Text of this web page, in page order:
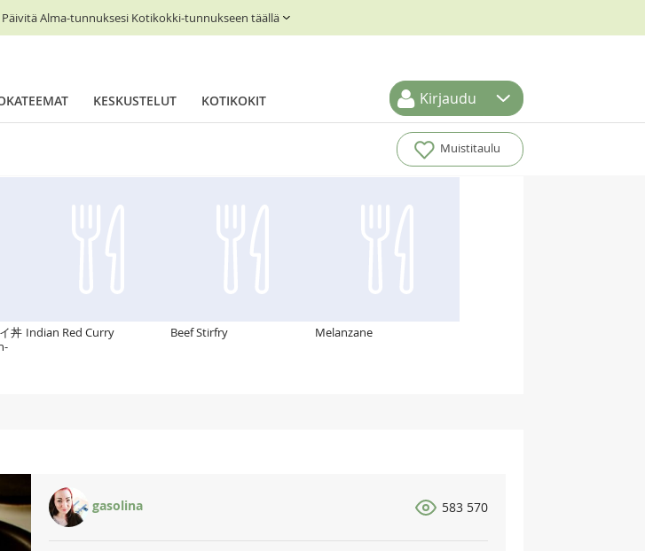
Alma-tunnuksesi Kotikokki-tunnukseen täällä
KESKUSTELUT KOTIKOKIT Kirjaudu
Muistitaulu
丼 Indian Red Curry Beef Stirfry Melanzane
gasolina 583 570